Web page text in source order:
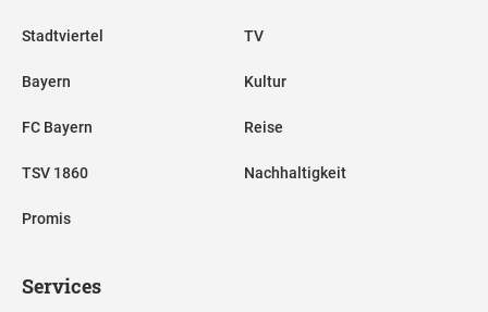
Stadtviertel
Bayern
FC Bayern
TSV 1860
Promis
TV
Kultur
Reise
Nachhaltigkeit
Services